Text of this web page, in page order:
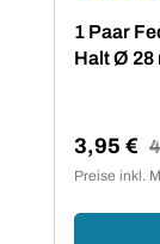
1 Paar
Halt Ø 28
3,95 €
Preise inkl.